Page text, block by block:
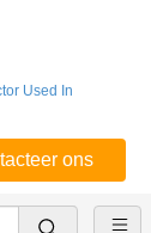
Used In
ons